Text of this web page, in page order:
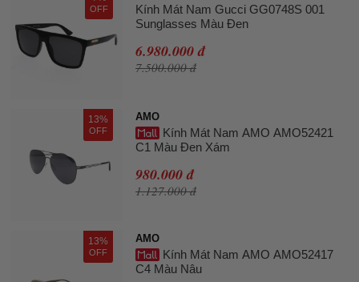
OFF
Kính Mát Nam Gucci GG0748S 001
Sunglasses Màu Đen
6.980.000 đ
7.500.000 đ
13%
OFF
AMO
Kính Mát Nam AMO AMO52421
C1 Màu Đen Xám
980.000 đ
1.127.000 đ
13%
OFF
AMO
Kính Mát Nam AMO AMO52417
C4 Màu Nâu